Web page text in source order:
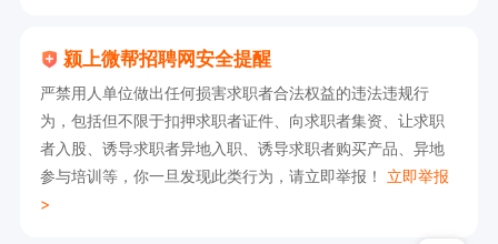
颍上微帮招聘网安全提醒
严禁用人单位做出任何损害求职者合法权益的违法违规行
为，包括但不限于扣押求职者证件、向求职者集资、让求职
者入股、诱导求职者异地入职、诱导求职者购买产品、异地
参与培训等，你一旦发现此类行为，请立即举报！ 立即举报
>